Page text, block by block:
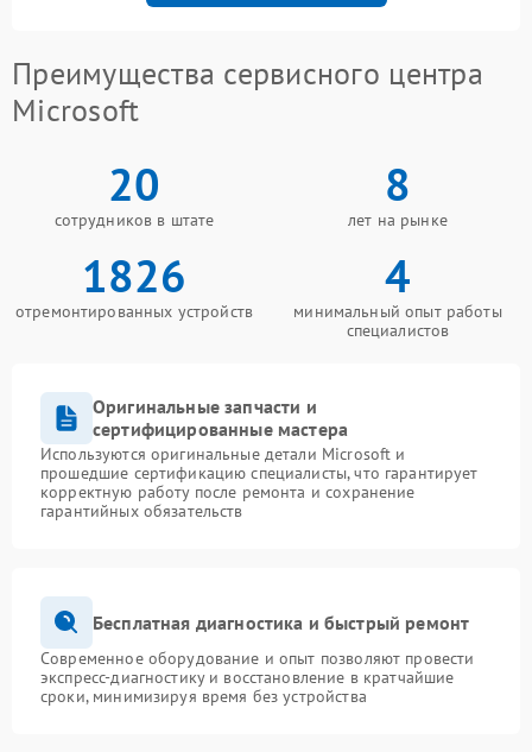
Преимущества сервисного центра
Microsoft
20
сотрудников в штате
8
лет на рынке
1826
отремонтированных устройств
4
минимальный опыт работы
специалистов
Оригинальные запчасти и
сертифицированные мастера
Используются оригинальные детали Microsoft и
прошедшие сертификацию специалисты, что гарантирует
корректную работу после ремонта и сохранение
гарантийных обязательств
Бесплатная диагностика и быстрый ремонт
Современное оборудование и опыт позволяют провести
экспресс-диагностику и восстановление в кратчайшие
сроки, минимизируя время без устройства